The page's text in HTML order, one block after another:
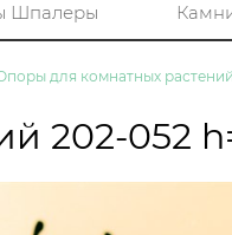
Шпалеры
для комнатных растений
202-052